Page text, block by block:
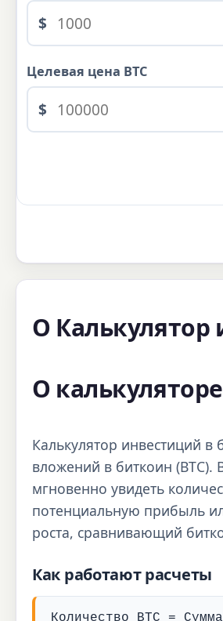
$
Целевая цена BTC
$
О Калькулятор
О
Калькулятор инвестиций
вложений в биткоин
мгновенно увидеть
потенциальную прибыль
роста, сравнивающий
Как работают расчеты
Количество BTC =